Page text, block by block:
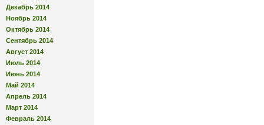
Декабрь 2014
Ноябрь 2014
Октябрь 2014
Сентябрь 2014
Август 2014
Июль 2014
Июнь 2014
Май 2014
Апрель 2014
Март 2014
Февраль 2014